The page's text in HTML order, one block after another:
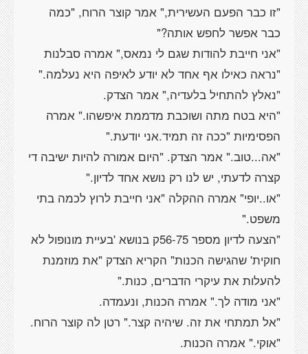
"זו כבר הפעם העשירית," אמר קוצר הרוח, "כמה
כבר אפשר לחפש אותה?"
"אני חייבת להודות שגם לי נמאס," אמרה סבלנות
"נראה כאילו אף אחד לא יודע לאיפה היא נעלמה."
"נאלץ להתחיל בלעדיה," אמר הצדק.
"היא בטח מתה ושוכבת מדממת איפשהו." אמרה
הפסימיות "ככה זה תמיד.אני יודעת."
"אה...טוב." אמר הצדק. "היום אמורה להיות ישיבה די
קצרה לדעתי, יש לנו רק נושא אחד לדיון."
"או..יופי" אמרה ההקלה "אני חייבת לרוץ לכמה בתי
משפט."
"הצעה לדיון מספר 56-75ק בנושא 'בעיית מונופול לא
חוקית' שהגישה הכנות" הקריא הצדק "את מוזמנת
להעלות את עיקרי הדברים, כנות."
"אני מודה לך." אמרה הכנות, ונעמדה.
"אל תמתחי את זה. שיהיה קצר." רטן לה קוצר הרוח.
"אוקי." אמרה הכנות.